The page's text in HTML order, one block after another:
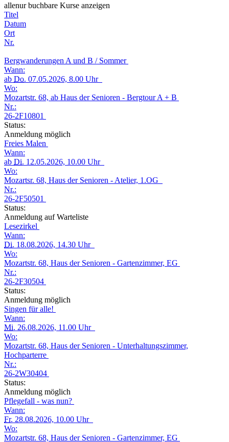
allenur buchbare Kurse anzeigen
Titel
Datum
Ort
Nr.
Bergwanderungen A und B / Sommer
Wann:
ab Do. 07.05.2026, 8.00 Uhr
Wo:
Mozartstr. 68, ab Haus der Senioren - Bergtour A + B
Nr.:
26-2F10801
Status:
Anmeldung möglich
Freies Malen
Wann:
ab Di. 12.05.2026, 10.00 Uhr
Wo:
Mozartsr. 68, Haus der Senioren - Atelier, 1.OG
Nr.:
26-2F50501
Status:
Anmeldung auf Warteliste
Lesezirkel
Wann:
Di. 18.08.2026, 14.30 Uhr
Wo:
Mozartstr. 68, Haus der Senioren - Gartenzimmer, EG
Nr.:
26-2F30504
Status:
Anmeldung möglich
Singen für alle!
Wann:
Mi. 26.08.2026, 11.00 Uhr
Wo:
Mozartstr. 68, Haus der Senioren - Unterhaltungszimmer,
Hochparterre
Nr.:
26-2W30404
Status:
Anmeldung möglich
Pflegefall - was nun?
Wann:
Fr. 28.08.2026, 10.00 Uhr
Wo:
Mozartstr. 68, Haus der Senioren - Gartenzimmer, EG